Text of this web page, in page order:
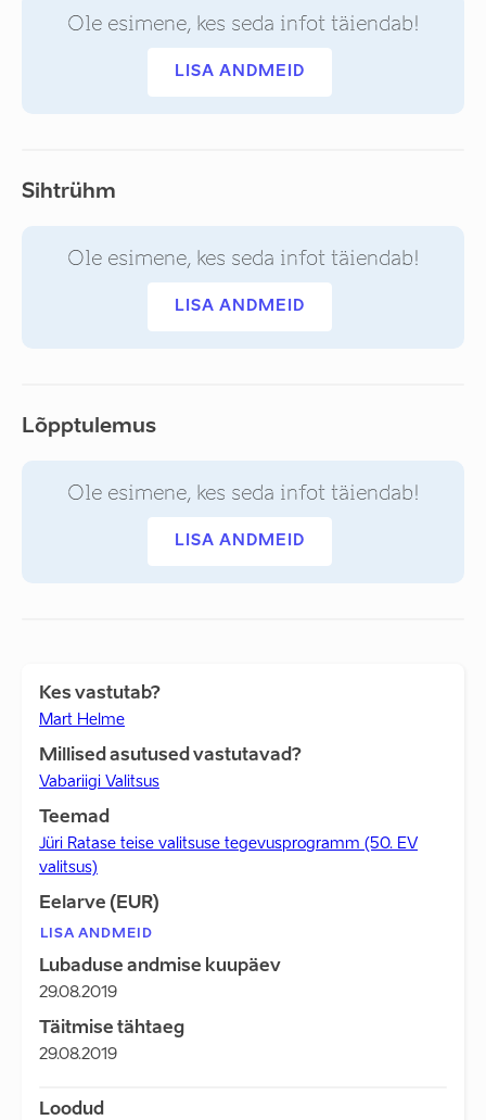
Ole esimene, kes seda infot täiendab!
LISA ANDMEID
Sihtrühm
Ole esimene, kes seda infot täiendab!
LISA ANDMEID
Lõpptulemus
Ole esimene, kes seda infot täiendab!
LISA ANDMEID
Kes vastutab?
Mart Helme
Millised asutused vastutavad?
Vabariigi Valitsus
Teemad
Jüri Ratase teise valitsuse tegevusprogramm (50. EV
valitsus)
Eelarve (EUR)
LISA ANDMEID
Lubaduse andmise kuupäev
29.08.2019
Täitmise tähtaeg
29.08.2019
Loodud